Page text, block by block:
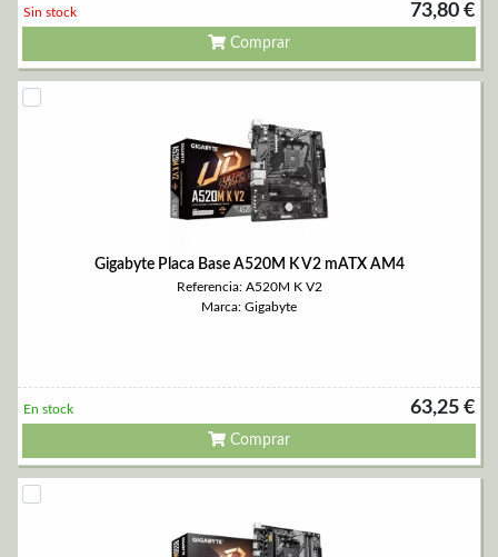
73,80 €
Sin stock
Comprar
Gigabyte Placa Base A520M K V2 mATX AM4
Referencia: A520M K V2
Marca: Gigabyte
63,25 €
En stock
Comprar